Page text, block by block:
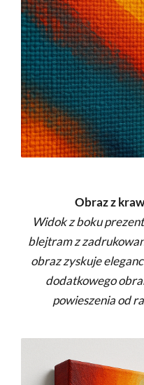
Obraz z
Widok z boku
blejtram z
obraz zyskuje
dodatkowego
powieszenia od